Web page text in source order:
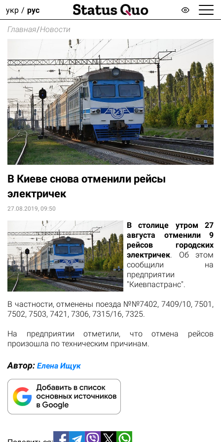
укр рус
Главная/Новости
В Киеве снова отменили рейсы
электричек
27.08.2019, 09:50
В столице утром 27
августа отменили 9
рейсов городских
электричек. Об этом
сообщили на
предприятии
"Киевпастранс".
В частности, отменены поезда №№7402, 7409/10, 7501,
7502, 7503, 7421, 7306, 7315/16, 7325.
На предприятии отметили, что отмена рейсов
произошла по техническим причинам.
Автор: Елена Ищук